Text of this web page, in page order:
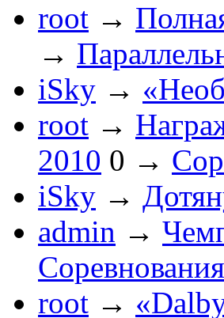
root →
→
iSky →
root →
2010 0 →
iSky →
admin →
Соревнования
root →